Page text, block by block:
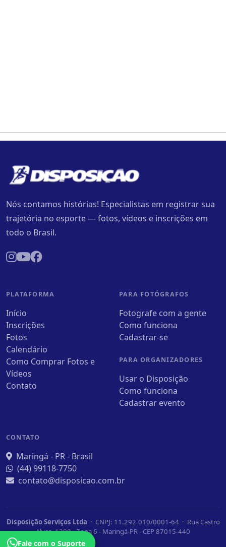
Nós contamos histórias! Especialistas em registrar sua
trajetória no esporte — fotos, vídeos e inscrições em
todo o Brasil.
PLATAFORMA
Início
Inscrições
Fotos
Calendário
Como Comprar Fotos e
Vídeos
Contato
PARA FOTÓGRAFOS
Fotografe com a gente
Como funciona
Cadastrar-se
PARA ORGANIZADORES
Usar o Disposição
Como funciona
Cadastrar evento
CONTATO
Maringá - PR - Brasil
(44) 99118-7750
contato@disposicao.com.br
Disposição Serviços Ltda · CNPJ: 11.292.010/0001-64 · Rua Castro
Alves, 1390 - Zona 6 - Maringá-PR - CEP 87015-440
Fale com o Suporte